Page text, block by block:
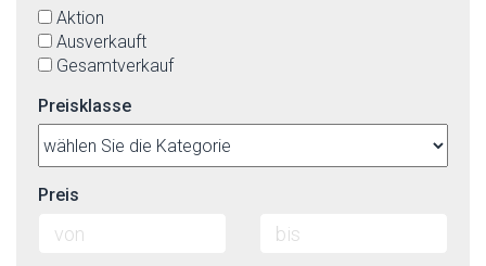
Aktion
Ausverkauft
Gesamtverkauf
Preisklasse
Preis